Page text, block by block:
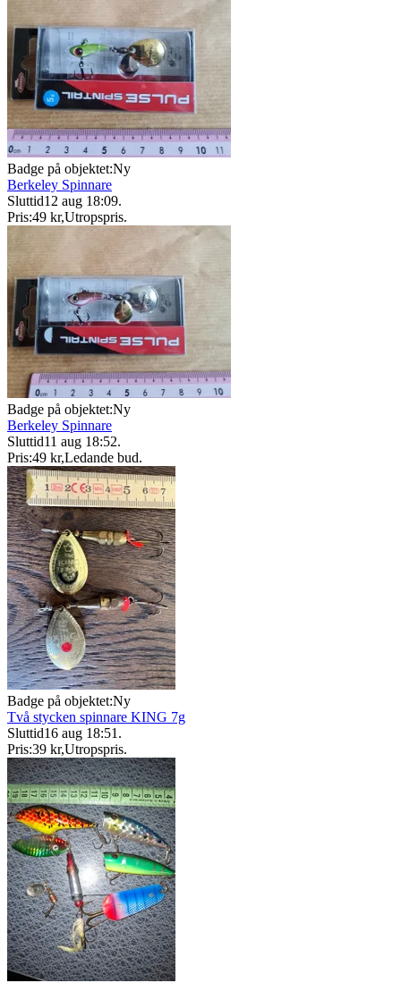
Badge på objektet:Ny
Berkeley Spinnare
Sluttid12 aug 18:09.
Pris:49 kr,Utropspris.
Badge på objektet:Ny
Berkeley Spinnare
Sluttid11 aug 18:52.
Pris:49 kr,Ledande bud.
Badge på objektet:Ny
Två stycken spinnare KING 7g
Sluttid16 aug 18:51 .
Pris:39 kr,Utropspris.